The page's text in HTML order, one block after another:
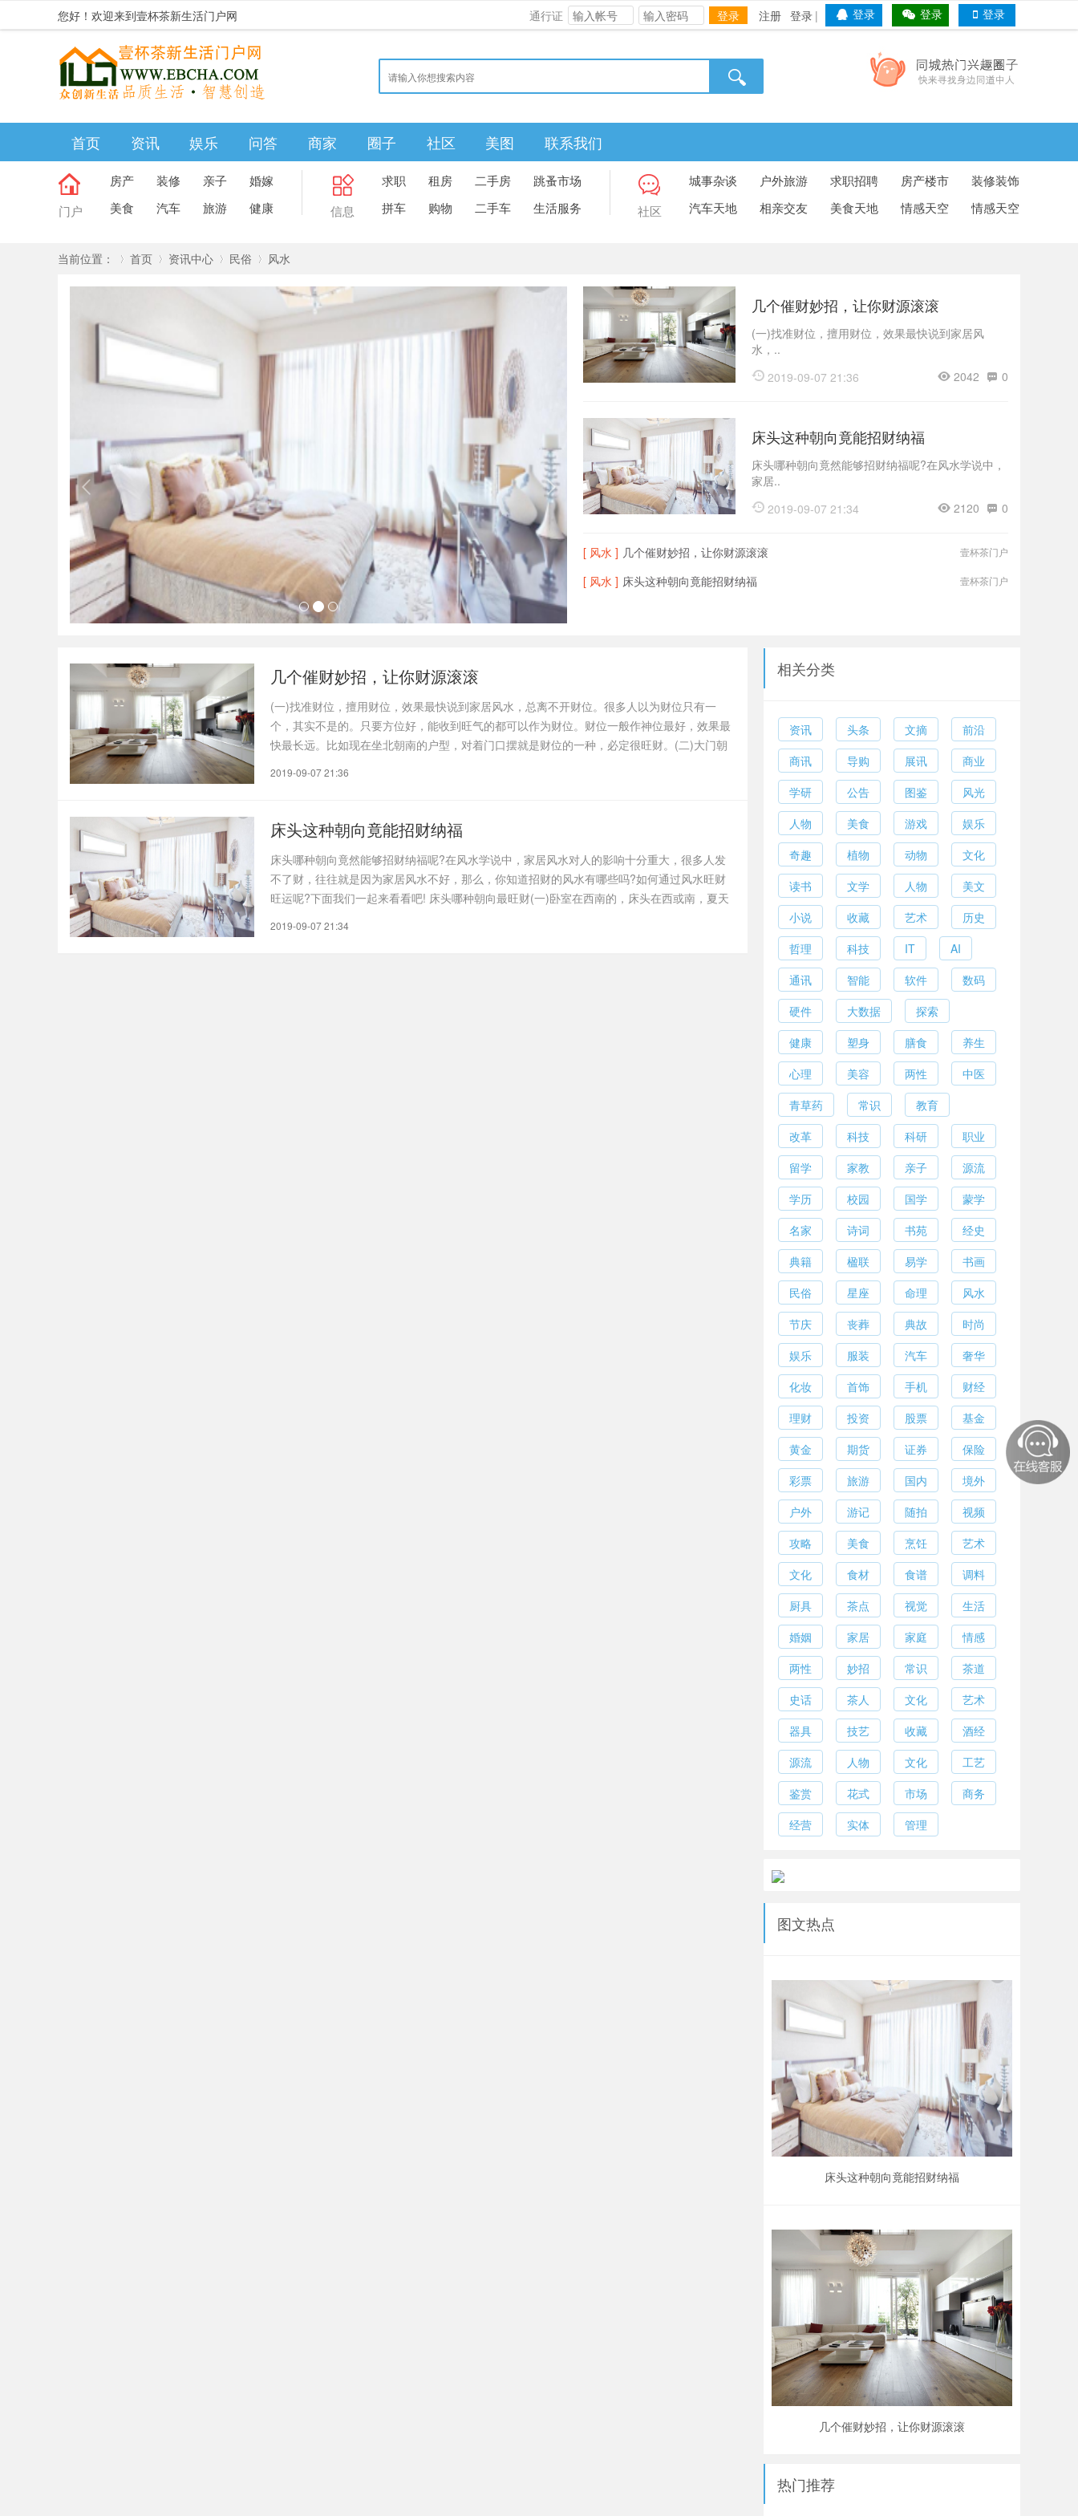
您好！欢迎来到壹杯茶新生活门户网 通行证 登录 注册 |
登录 登录 登录 登录
首页 资讯 娱乐 问答 商家 圈子 社区 美图 联系我们
门户
房产 装修 亲子
婚嫁
美食
汽车 旅游 健康 信息
求职 租房 二手房
跳蚤市场
拼车
购物 二手车 生活服务 社区
城事杂谈 户外旅游 求职招聘 房产楼市
装修装饰
汽车天地
相亲交友 美食天地 情感天空 情感天空
当前位置：
»
首页 资讯中心 民俗
›
风水
几个催财妙招，让你财源滚滚
(一)找准财位，擅用财位，效果最快说到家居风
水，..
2019-09-07 21:36
0
2042
床头这种朝向竟能招财纳福
床头哪种朝向竟然能够招财纳福呢?在风水学说中，
家居..
2019-09-07 21:34
0
2120
[ 风水 ] 几个催财妙招，让你财源滚滚 壹杯茶门户
[ 风水 ] 床头这种朝向竟能招财纳福 壹杯茶门户
几个催财妙招，让你财源滚滚
(一)找准财位，擅用财位，效果最快说到家居风水，总离不开财位。很多人以为财位只有一
个，其实不是的。只要方位好，能收到旺气的都可以作为财位。财位一般作神位最好，效果最
快最长远。比如现在坐北朝南的户型，对着门口摆就是财位的一种，必定很旺财。(二)大门朝
2019-09-07 21:36
床头这种朝向竟能招财纳福
床头哪种朝向竟然能够招财纳福呢?在风水学说中，家居风水对人的影响十分重大，很多人发
不了财，往往就是因为家居风水不好，那么，你知道招财的风水有哪些吗?如何通过风水旺财
旺运呢?下面我们一起来看看吧! 床头哪种朝向最旺财(一)卧室在西南的，床头在西或南，夏天
2019-09-07 21:34
相关分类
资讯 头条 文摘
前沿
商讯
导购 展讯
商业
学研
公告 图鉴
风光
人物
美食 游戏
娱乐
奇趣
植物 动物
文化
读书
文学 人物
美文
小说
收藏 艺术
历史
哲理
科技 IT
AI
通讯
智能 软件
数码
硬件
大数据
探索
健康
塑身 膳食
养生
心理
美容 两性
中医
青草药
常识
教育
改革
科技 科研
职业
留学
家教 亲子
源流
学历
校园 国学
蒙学
名家
诗词 书苑
经史
典籍
楹联 易学
书画
民俗
星座 命理
风水
节庆
丧葬 典故
时尚
娱乐
服装 汽车
奢华
化妆
首饰 手机
财经
理财
投资 股票
基金
黄金
期货 证券
保险
彩票
旅游 国内
境外
户外
游记 随拍
视频
攻略
美食 烹饪
艺术
文化
食材 食谱
调料
厨具
茶点 视觉
生活
婚姻
家居 家庭
情感
两性
妙招 常识
茶道
史话
茶人 文化
艺术
器具
技艺 收藏
酒经
源流
人物 文化
工艺
鉴赏
花式 市场
商务
经营
实体 管理
图文热点
床头这种朝向竟能招财纳福
几个催财妙招，让你财源滚滚
热门推荐